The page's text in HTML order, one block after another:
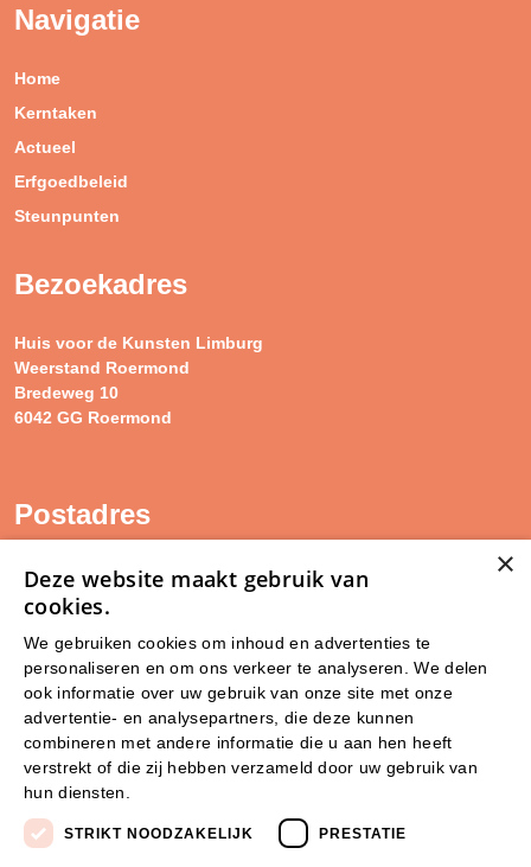
Navigatie
Home
Kerntaken
Actueel
Erfgoedbeleid
Steunpunten
Bezoekadres
Huis voor de Kunsten Limburg
Weerstand Roermond
Bredeweg 10
6042 GG Roermond
Postadres
SAM Limburg
Postbus 203
steunpunt@sam-limburg.nl
0475-399281
×
Deze website maakt gebruik van
cookies.
We gebruiken cookies om inhoud en advertenties te
personaliseren en om ons verkeer te analyseren. We delen
ook informatie over uw gebruik van onze site met onze
advertentie- en analysepartners, die deze kunnen
combineren met andere informatie die u aan hen heeft
verstrekt of die zij hebben verzameld door uw gebruik van
hun diensten.
STRIKT NOODZAKELIJK PRESTATIE